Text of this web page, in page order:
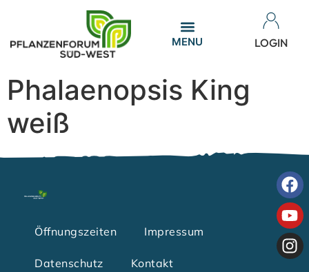
LOGIN
Phalaenopsis King
weiß
Öffnungszeiten Impressum
Datenschutz Kontakt